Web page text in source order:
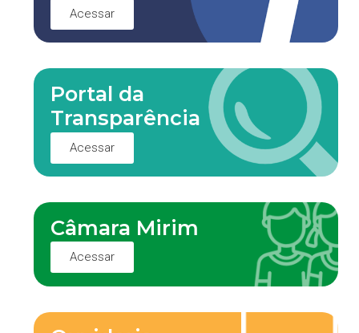
Acessar
Portal da
Transparência
Acessar
Câmara Mirim
Acessar